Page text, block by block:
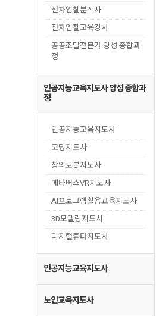
전자입찰분석사
전자입찰교육강사
공공조달전문가 양성 종합과
정
인공지능교육지도사 양성 종합과
정
인공지능교육지도사
코딩지도사
창의로봇지도사
메타버스VR지도사
AI프로그램활용교육지도사
3D모델링지도사
디지털튜터지도사
인공지능교육지도사
노인교육지도사